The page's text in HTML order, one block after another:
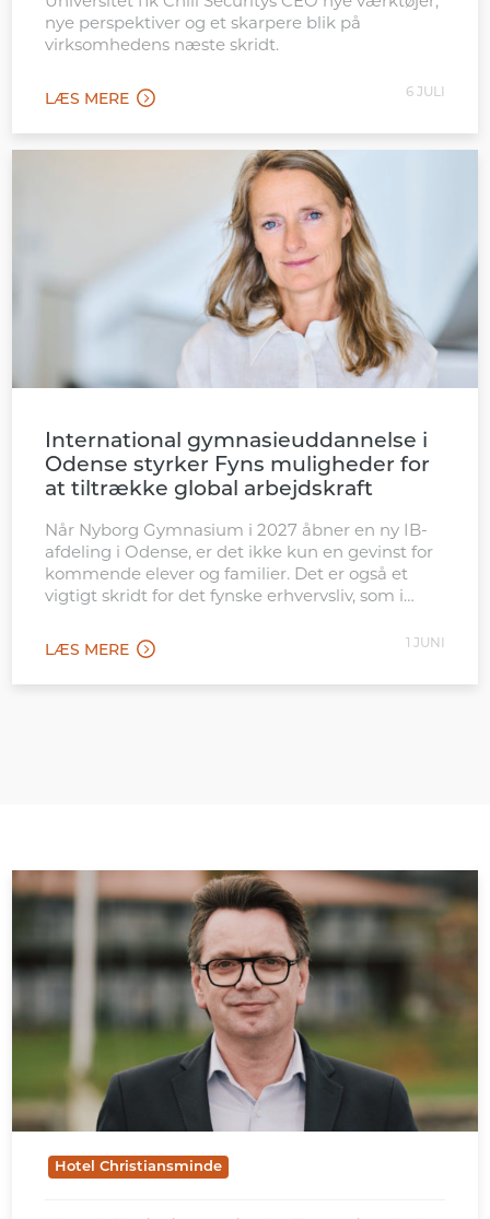
nye perspektiver og et skarpere blik på
virksomhedens næste skridt.
LÆS MERE 6 JULI
International gymnasieuddannelse i
Odense styrker Fyns muligheder for
at tiltrække global arbejdskraft
Når Nyborg Gymnasium i 2027 åbner en ny IB-
afdeling i Odense, er det ikke kun en gevinst for
kommende elever og familier. Det er også et
vigtigt skridt for det fynske erhvervsliv, som i
kvalificeret arbejdskraft. Den nye afdeling
placeres tæt ved Odense Banegård, hvilket gør
tilbuddet let tilgængeligt for […]
LÆS MERE 1 JUNI
Hotel Christiansminde